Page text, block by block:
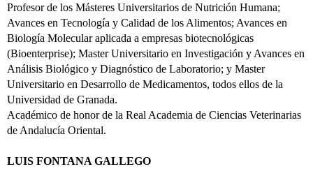
Profesor de los Másteres Universitarios de Nutrición Humana;
Avances en Tecnología y Calidad de los Alimentos; Avances en
Biología Molecular aplicada a empresas biotecnológicas
(Bioenterprise); Master Universitario en Investigación y Avances en
Análisis Biológico y Diagnóstico de Laboratorio; y Master
Universitario en Desarrollo de Medicamentos, todos ellos de la
Universidad de Granada.
Académico de honor de la Real Academia de Ciencias Veterinarias
de Andalucía Oriental.
LUIS FONTANA GALLEGO